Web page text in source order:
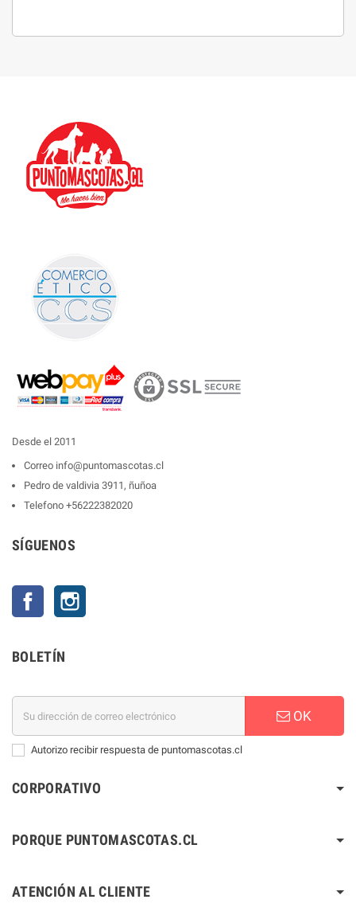
Desde el 2011
Correo info@puntomascotas.cl
Pedro de valdivia 3911, ñuñoa
Telefono +56222382020
SÍGUENOS
Facebook
BOLETÍN
OK
Autorizo recibir respuesta de puntomascotas.cl
CORPORATIVO
PORQUE PUNTOMASCOTAS.CL
ATENCIÓN AL CLIENTE